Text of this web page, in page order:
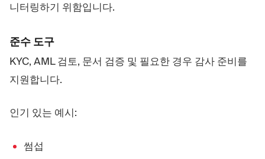
니터링하기 위함입니다.
준수 도구
KYC, AML 검토, 문서 검증 및 필요한 경우 감사 준비를
지원합니다.
인기 있는 예시:
썸섭